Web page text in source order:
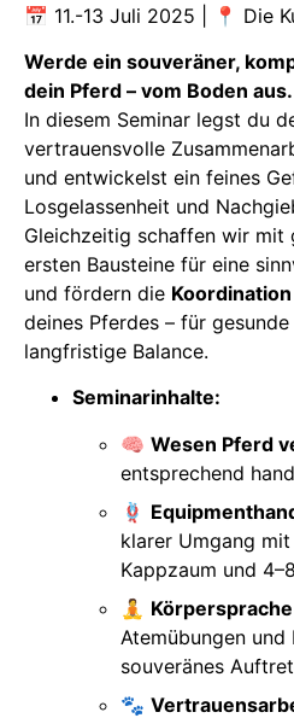
📅 11.-13 Juli 2025 | 📍 Die
Werde ein souveräner,
dein Pferd – vom Boden aus.
In diesem Seminar legst du
vertrauensvolle
und entwickelst ein feines
Losgelassenheit und
Gleichzeitig schaffen wir mit
ersten Bausteine für eine
und fördern die
deines Pferdes – für
langfristige Balance.
Seminarinhalte:
🧠 Wesen Pferd
entsprechend
🪢
klarer Umgang
Kappzaum und
🧘
Atemübungen
souveränes
🐾